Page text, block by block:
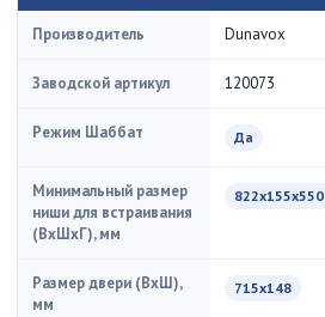
Производитель Dunavox
Заводской артикул 120073
Режим Шаббат Да
Минимальный размер
ниши для встраивания
(ВxШxГ), мм
822х155х550
Размер двери (ВхШ),
мм
715х148